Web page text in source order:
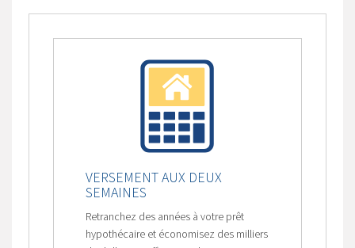
VERSEMENT AUX DEUX
SEMAINES
Retranchez des années à votre prêt
hypothécaire et économisez des milliers